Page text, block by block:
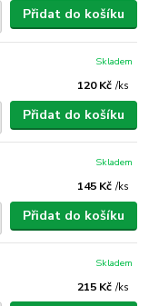
Přidat do košíku
120 Kč /ks
Skladem
Přidat do košíku
145 Kč /ks
Skladem
Přidat do košíku
215 Kč /ks
Skladem